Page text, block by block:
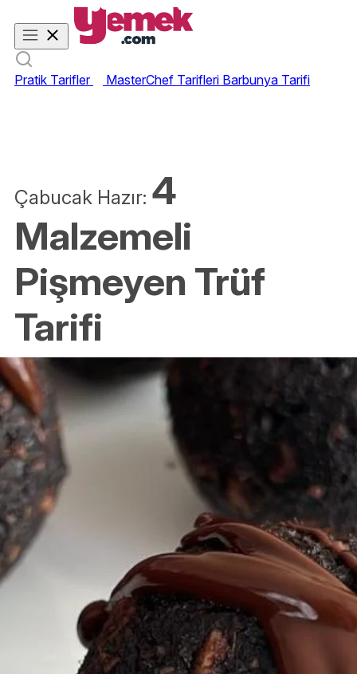
Pratik Tarifler MasterChef Tarifleri Barbunya Tarifi
Çabucak Hazır: 4
Malzemeli
Pişmeyen Trüf
Tarifi